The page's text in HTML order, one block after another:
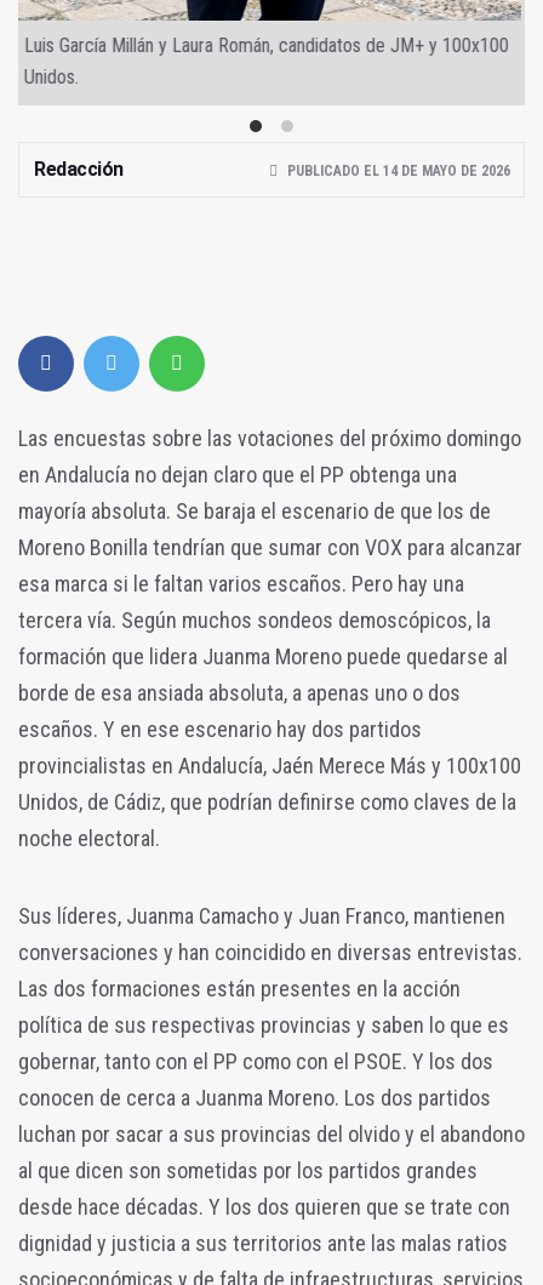
Luis García Millán y Laura Román, candidatos de JM+ y 100x100
Unidos.
Redacción PUBLICADO EL 14 DE MAYO DE 2026
Las encuestas sobre las votaciones del próximo domingo
en Andalucía no dejan claro que el PP obtenga una
mayoría absoluta. Se baraja el escenario de que los de
Moreno Bonilla tendrían que sumar con VOX para alcanzar
esa marca si le faltan varios escaños. Pero hay una
tercera vía. Según muchos sondeos demoscópicos, la
formación que lidera Juanma Moreno puede quedarse al
borde de esa ansiada absoluta, a apenas uno o dos
escaños. Y en ese escenario hay dos partidos
provincialistas en Andalucía, Jaén Merece Más y 100x100
Unidos, de Cádiz, que podrían definirse como claves de la
noche electoral.
Sus líderes, Juanma Camacho y Juan Franco, mantienen
conversaciones y han coincidido en diversas entrevistas.
Las dos formaciones están presentes en la acción
política de sus respectivas provincias y saben lo que es
gobernar, tanto con el PP como con el PSOE. Y los dos
conocen de cerca a Juanma Moreno. Los dos partidos
luchan por sacar a sus provincias del olvido y el abandono
al que dicen son sometidas por los partidos grandes
desde hace décadas. Y los dos quieren que se trate con
dignidad y justicia a sus territorios ante las malas ratios
socioeconómicas y de falta de infraestructuras, servicios